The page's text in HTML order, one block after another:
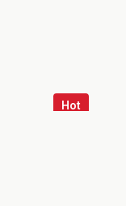
Hot